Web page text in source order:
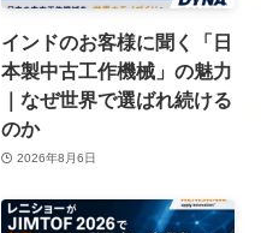
インドのお客様に聞く「日
本製中古工作機械」の魅力
｜なぜ世界で選ばれ続ける
のか
2026年8月6日